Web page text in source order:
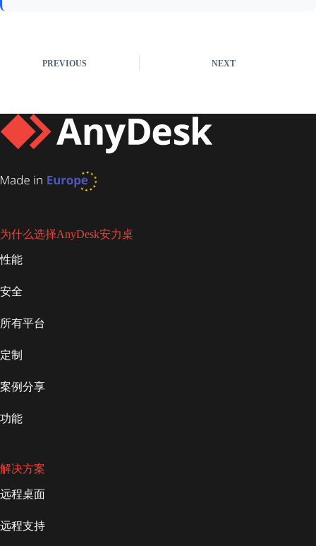
PREVIOUS NEXT
为什么选择AnyDesk安力桌
性能
安全
所有平台
定制
案例分享
功能
解决方案
远程桌面
远程支持